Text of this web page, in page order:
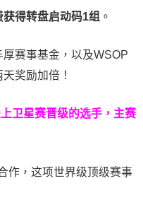
得转盘启动码1组 。
赛事基金，以及WSOP
奖励加倍！
卫星赛晋级的选手，主赛
作，这项世界级顶级赛事